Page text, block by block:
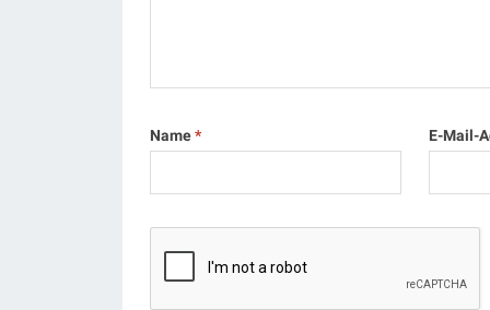
Name* E-Mail-